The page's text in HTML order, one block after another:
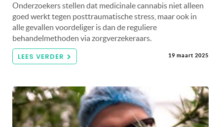
Onderzoekers stellen dat medicinale cannabis niet alleen
goed werkt tegen posttraumatische stress, maar ook in
alle gevallen voordeliger is dan de reguliere
behandelmethoden via zorgverzekeraars.
LEES VERDER 19 maart 2025